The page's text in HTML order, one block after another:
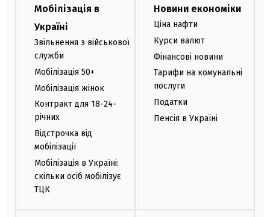
Мобілізація в
Україні
Звільнення з військової
служби
Мобілізація 50+
Мобілізація жінок
Контракт для 18-24-
річних
Відстрочка від
мобілізації
Мобілізація в Україні:
скільки осіб мобілізує
ТЦК
Новини економіки
Ціна нафти
Курси валют
Фінансові новини
Тарифи на комунальні
послуги
Податки
Пенсія в Україні